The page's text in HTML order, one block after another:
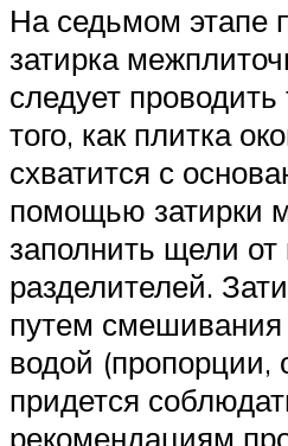
На седьмом этапе
затирка
следует
того, как плитка
схватится с
помощью затирки
заполнить щели от
разделителей.
путем смешивания
водой (пропорции,
придется
рекомендациям